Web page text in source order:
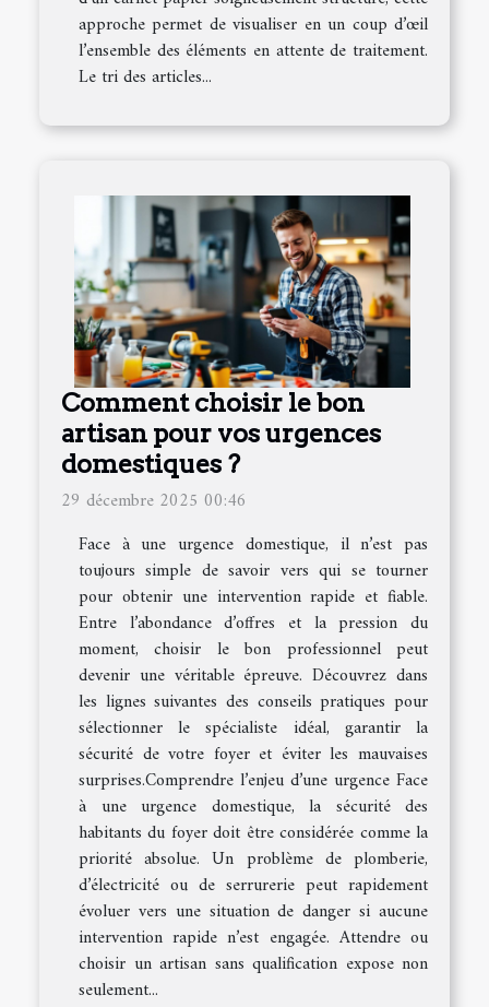
approche permet de visualiser en un coup d’œil
l’ensemble des éléments en attente de traitement.
Le tri des articles...
Comment choisir le bon
artisan pour vos urgences
domestiques ?
29 décembre 2025 00:46
Face à une urgence domestique, il n’est pas
toujours simple de savoir vers qui se tourner
pour obtenir une intervention rapide et fiable.
Entre l’abondance d’offres et la pression du
moment, choisir le bon professionnel peut
devenir une véritable épreuve. Découvrez dans
les lignes suivantes des conseils pratiques pour
sélectionner le spécialiste idéal, garantir la
sécurité de votre foyer et éviter les mauvaises
surprises.Comprendre l’enjeu d’une urgence Face
à une urgence domestique, la sécurité des
habitants du foyer doit être considérée comme la
priorité absolue. Un problème de plomberie,
d’électricité ou de serrurerie peut rapidement
évoluer vers une situation de danger si aucune
intervention rapide n’est engagée. Attendre ou
choisir un artisan sans qualification expose non
seulement...